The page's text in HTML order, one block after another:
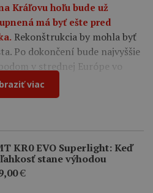
Kráľovu hoľu bude už
má byť ešte pred
Rekonštrukcia by mohla byť
Po dokončení bude najvyššie
v strednej Európe vo
viac
KR0 EVO Superlight: Keď
stane výhodou
€